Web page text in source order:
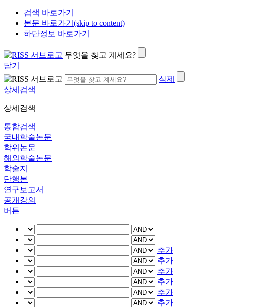
검색 바로가기
본문 바로가기(skip to content)
하단정보 바로가기
무엇을 찾고 계세요?
닫기
삭제
상세검색
상세검색
통합검색
국내학술논문
학위논문
해외학술논문
학술지
단행본
연구보고서
공개강의
버튼
추가
추가
추가
추가
추가
추가